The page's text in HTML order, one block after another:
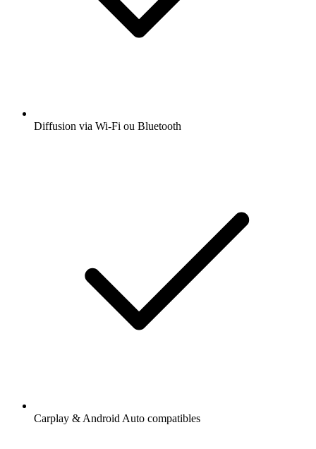
Diffusion via Wi-Fi ou Bluetooth
Carplay & Android Auto compatibles